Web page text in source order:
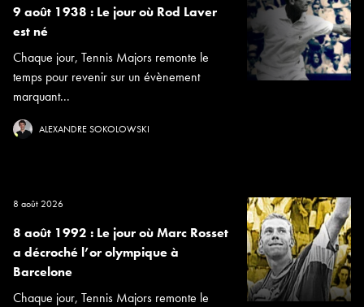
9 août 1938 : Le jour où Rod Laver
est né
Chaque jour, Tennis Majors remonte le
temps pour revenir sur un évènement
marquant...
ALEXANDRE SOKOLOWSKI
8 août 2026
8 août 1992 : Le jour où Marc Rosset
a décroché l’or olympique à
Barcelone
Chaque jour, Tennis Majors remonte le